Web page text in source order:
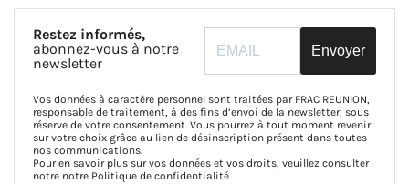
Restez informés,
abonnez-vous à notre
newsletter
Envoyer
Vos données à caractère personnel sont traitées par FRAC REUNION,
responsable de traitement, à des fins d’envoi de la newsletter, sous
réserve de votre consentement. Vous pourrez à tout moment revenir
sur votre choix grâce au lien de désinscription présent dans toutes
nos communications.
Pour en savoir plus sur vos données et vos droits, veuillez consulter
notre notre Politique de confidentialité